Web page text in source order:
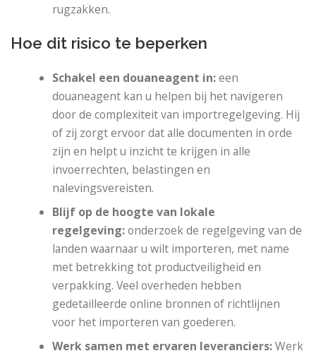
rugzakken.
Hoe dit risico te beperken
Schakel een douaneagent in:een
douaneagent kan u helpen bij het navigeren
door de complexiteit van importregelgeving. Hij
of zij zorgt ervoor dat alle documenten in orde
zijn en helpt u inzicht te krijgen in alle
invoerrechten, belastingen en
nalevingsvereisten.
Blijf op de hoogte van lokale
regelgeving:onderzoek de regelgeving van de
landen waarnaar u wilt importeren, met name
met betrekking tot productveiligheid en
verpakking. Veel overheden hebben
gedetailleerde online bronnen of richtlijnen
voor het importeren van goederen.
Werk samen met ervaren leveranciers:Werk